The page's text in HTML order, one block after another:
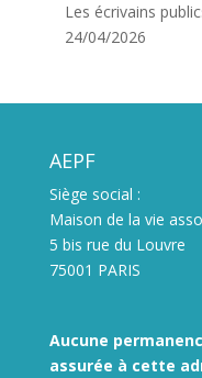
Les écrivains
24/04/2026
AEPF
Siège social :
Maison de la vie
5 bis rue du Louvre
75001 PARIS
Aucune
assurée à cette